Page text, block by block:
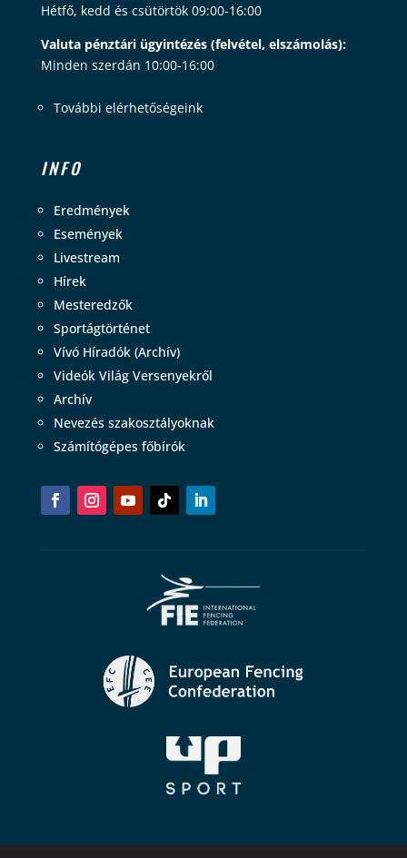
Hétfő, kedd és csütörtök 09:00-16:00
Valuta pénztári ügyintézés (felvétel, elszámolás):
Minden szerdán 10:00-16:00
További elérhetőségeink
INFO
Eredmények
Események
Livestream
Hírek
Mesteredzők
Sportágtörténet
Vívó Híradók (Archív)
Videók Világ Versenyekről
Archív
Nevezés szakosztályoknak
Számítógépes főbírók